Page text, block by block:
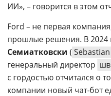
ИИ», – говорится в этом
Ford – не первая
прошлые решения. В 2024
Семиатковски (
генеральный директор
с гордостью отчитался о
компании новый чат-бот